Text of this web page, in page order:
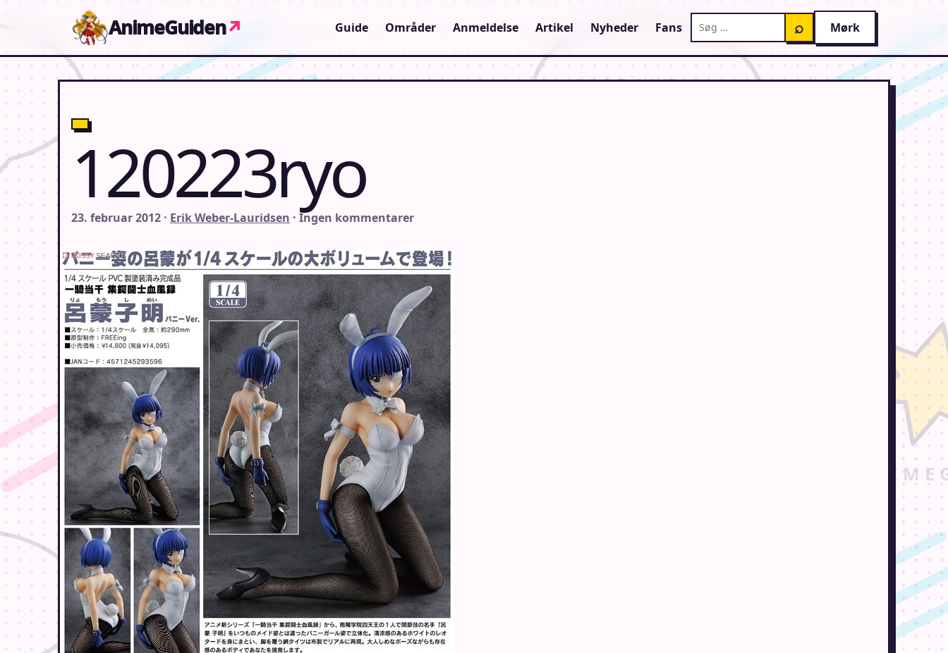
AnimeGuiden↗ Guide Områder Anmeldelse Artikel Nyheder Fans Søg på AnimeGuiden⌕ Mørk
120223ryo
23. februar 2012 · Erik Weber-Lauridsen · Ingen kommentarer